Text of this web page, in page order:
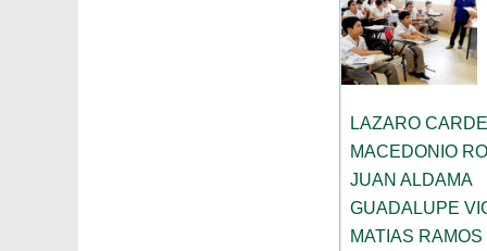
LAZARO
MACEDONIO
JUAN ALDAMA
GUADALUPE
MATIAS RAMOS